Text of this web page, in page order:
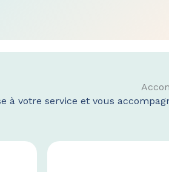
à votre service et vous